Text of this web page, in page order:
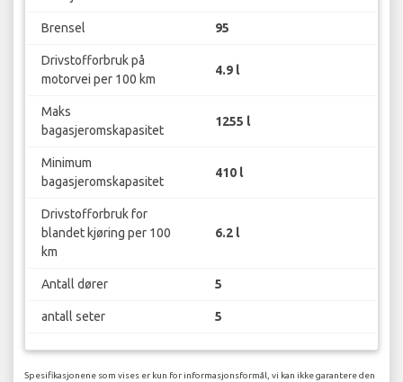
Brensel 95
Drivstofforbruk på
motorvei per 100 km
4.9 l
Maks
bagasjeromskapasitet
1255 l
Minimum
bagasjeromskapasitet
410 l
Drivstofforbruk for
blandet kjøring per 100
km
6.2 l
Antall dører 5
antall seter 5
Spesifikasjonene som vises er kun for informasjonsformål, vi kan ikke garantere den